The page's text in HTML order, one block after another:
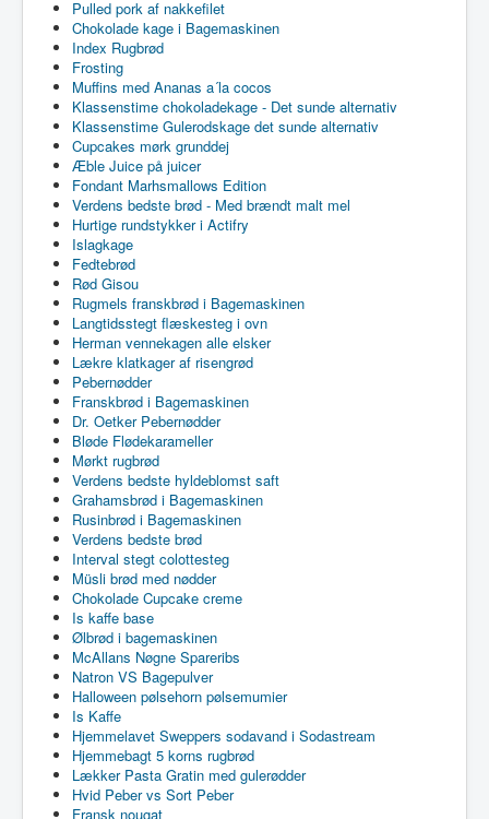
Pulled pork af nakkefilet
Chokolade kage i Bagemaskinen
Index Rugbrød
Frosting
Muffins med Ananas a´la cocos
Klassenstime chokoladekage - Det sunde alternativ
Klassenstime Gulerodskage det sunde alternativ
Cupcakes mørk grunddej
Æble Juice på juicer
Fondant Marhsmallows Edition
Verdens bedste brød - Med brændt malt mel
Hurtige rundstykker i Actifry
Islagkage
Fedtebrød
Rød Gisou
Rugmels franskbrød i Bagemaskinen
Langtidsstegt flæskesteg i ovn
Herman vennekagen alle elsker
Lækre klatkager af risengrød
Pebernødder
Franskbrød i Bagemaskinen
Dr. Oetker Pebernødder
Bløde Flødekarameller
Mørkt rugbrød
Verdens bedste hyldeblomst saft
Grahamsbrød i Bagemaskinen
Rusinbrød i Bagemaskinen
Verdens bedste brød
Interval stegt colottesteg
Müsli brød med nødder
Chokolade Cupcake creme
Is kaffe base
Ølbrød i bagemaskinen
McAllans Nøgne Spareribs
Natron VS Bagepulver
Halloween pølsehorn pølsemumier
Is Kaffe
Hjemmelavet Sweppers sodavand i Sodastream
Hjemmebagt 5 korns rugbrød
Lækker Pasta Gratin med gulerødder
Hvid Peber vs Sort Peber
Fransk nougat